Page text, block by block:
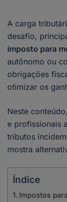
A carga
desafio,
imposto para
autônomo ou
obrigações
otimizar os
Neste
e profissionais
tributos
mostra
Índice
Impostos